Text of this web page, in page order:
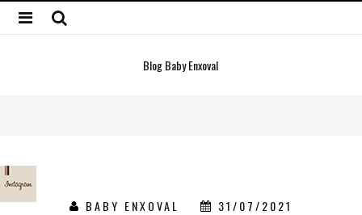
Blog Baby Enxoval
BABY ENXOVAL 31/07/2021